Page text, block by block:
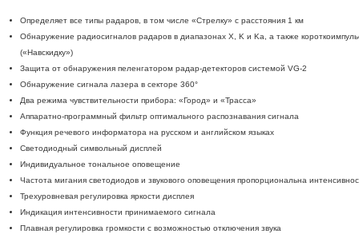
Определяет все типы радаров, в том числе «Стрелку» с расстояния 1 км
Обнаружение радиосигналов радаров в диапазонах X, K и Ka, а также
(«Навскидку»)
Защита от обнаружения пеленгатором радар-детекторов системой VG-2
Обнаружение сигнала лазера в секторе 360°
Два режима чувствительности прибора: «Город» и «Трасса»
Аппаратно-программный фильтр оптимального распознавания сигнала
Функция речевого информатора на русском и английском языках
Светодиодный символьный дисплей
Индивидуальное тональное оповещение
Частота мигания светодиодов и звукового оповещения пропорциональна
Трехуровневая регулировка яркости дисплея
Индикация интенсивности принимаемого сигнала
Плавная регулировка громкости с возможностью отключения звука